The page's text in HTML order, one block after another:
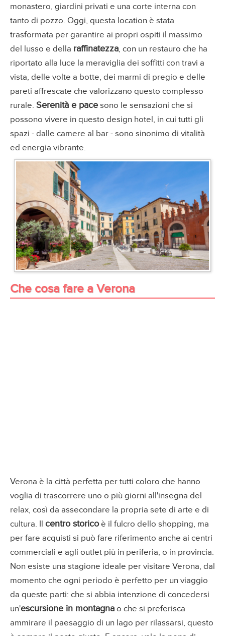
monastero, giardini privati e una corte interna con
tanto di pozzo. Oggi, questa location è stata
trasformata per garantire ai propri ospiti il massimo
del lusso e della raffinatezza, con un restauro che ha
riportato alla luce la meraviglia dei soffitti con travi a
vista, delle volte a botte, dei marmi di pregio e delle
pareti affrescate che valorizzano questo complesso
rurale. Serenità e pace sono le sensazioni che si
possono vivere in questo design hotel, in cui tutti gli
spazi - dalle camere al bar - sono sinonimo di vitalità
ed energia vibrante.
Che cosa fare a Verona
Verona è la città perfetta per tutti coloro che hanno
voglia di trascorrere uno o più giorni all'insegna del
relax, così da assecondare la propria sete di arte e di
cultura. Il centro storicoè il fulcro dello shopping, ma
per fare acquisti si può fare riferimento anche ai centri
commerciali e agli outlet più in periferia, o in provincia.
Non esiste una stagione ideale per visitare Verona, dal
momento che ogni periodo è perfetto per un viaggio
da queste parti: che si abbia intenzione di concedersi
un'escursione in montagna o che si preferisca
ammirare il paesaggio di un lago per rilassarsi, questo